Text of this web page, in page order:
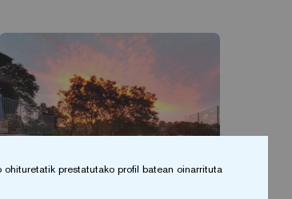
prestatutako profil batean oinarrituta